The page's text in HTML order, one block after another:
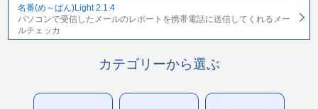
名番(め～ばん)Light 2.1.4
パソコンで受信したメールのレポートを携帯電話に送信してくれるメー
ルチェッカ
カテゴリーから選ぶ